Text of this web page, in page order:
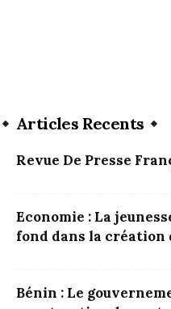
Articles Recents
Revue De Presse
Economie : La
fond dans la création
Bénin : Le